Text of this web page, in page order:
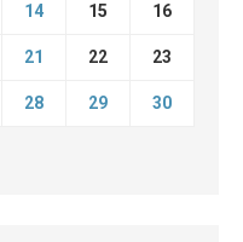
14 15 16
21 22 23
28 29 30